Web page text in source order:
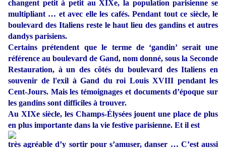
changent petit à petit au XIXe, la population parisienne se
multipliant … et avec elle les cafés. Pendant tout ce siècle, le
boulevard des Italiens reste le haut lieu des gandins et autres
dandys parisiens.
Certains prétendent que le terme de ‘gandin’ serait une
référence au boulevard de Gand, nom donné, sous la Seconde
Restauration, à un des côtés du boulevard des Italiens en
souvenir de l'exil à Gand du roi Louis XVIII pendant les
Cent-Jours. Mais les témoignages et documents d’époque sur
les gandins sont difficiles à trouver.
Au XIXe siècle, les Champs-Élysées jouent une place de plus
en plus importante dans la vie festive parisienne. Et il est
très agréable d’y sortir pour s’amuser, danser … C’est aussi